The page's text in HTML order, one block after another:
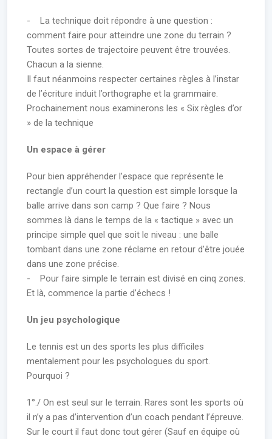
- La technique doit répondre à une question :
comment faire pour atteindre une zone du terrain ?
Toutes sortes de trajectoire peuvent être trouvées.
Chacun a la sienne.
Il faut néanmoins respecter certaines règles à l’instar
de l’écriture induit l’orthographe et la grammaire.
Prochainement nous examinerons les « Six règles d’or
» de la technique
Un espace à gérer
Pour bien appréhender l’espace que représente le
rectangle d’un court la question est simple lorsque la
balle arrive dans son camp ? Que faire ? Nous
sommes là dans le temps de la « tactique » avec un
principe simple quel que soit le niveau : une balle
tombant dans une zone réclame en retour d’être jouée
dans une zone précise.
- Pour faire simple le terrain est divisé en cinq zones.
Et là, commence la partie d’échecs !
Un jeu psychologique
Le tennis est un des sports les plus difficiles
mentalement pour les psychologues du sport.
Pourquoi ?
1°./ On est seul sur le terrain. Rares sont les sports où
il n’y a pas d’intervention d’un coach pendant l’épreuve.
Sur le court il faut donc tout gérer (Sauf en équipe où